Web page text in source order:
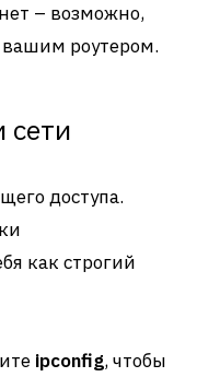
– возможно,
вашим роутером.
сети
доступа.
как строгий
ipconfig, чтобы